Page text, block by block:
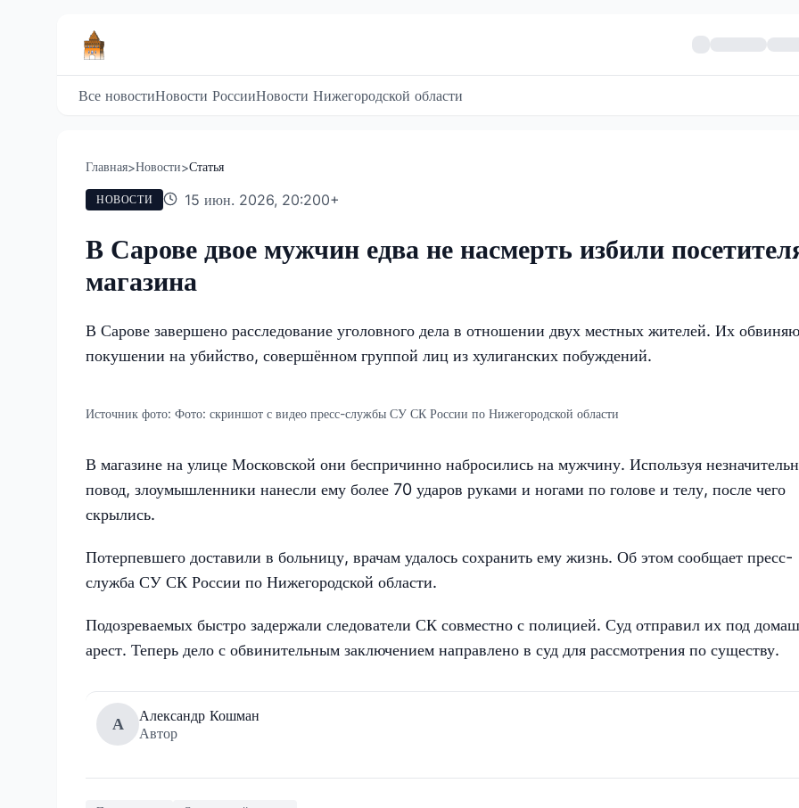
Все новостиНовости РоссииНовости Нижегородской области
Главная>Новости>Статья
НОВОСТИ 15 июн. 2026, 20:200+
В Сарове двое мужчин едва не насмерть избили
магазина
В Сарове завершено расследование уголовного дела в отношении двух местных жителей. Их
покушении на убийство, совершённом группой лиц из хулиганских побуждений.
Источник фото: Фото: скриншот с видео пресс-службы СУ СК России по Нижегородской области
В магазине на улице Московской они беспричинно набросились на мужчину. Используя
повод, злоумышленники нанесли ему более 70 ударов руками и ногами по голове и телу, после чего
скрылись.
Потерпевшего доставили в больницу, врачам удалось сохранить ему жизнь. Об этом сообщает пресс-
служба СУ СК России по Нижегородской области.
Подозреваемых быстро задержали следователи СК совместно с полицией. Суд отправил их под
арест. Теперь дело с обвинительным заключением направлено в суд для рассмотрения по существу.
А
Александр Кошман
Автор